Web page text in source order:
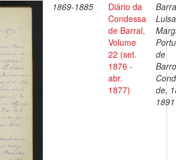
1869-1885
Diário da
Condessa
de Barral,
Volume
22 (set.
1876 -
abr.
1877)
Luisa
de
de,
1891